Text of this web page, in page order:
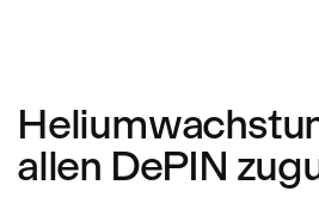
allen DePIN